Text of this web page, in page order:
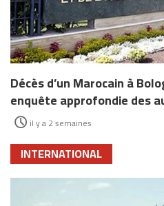
Décès d’un Marocain à
enquête approfondie des
il y a 2 semaines
INTERNATIONAL